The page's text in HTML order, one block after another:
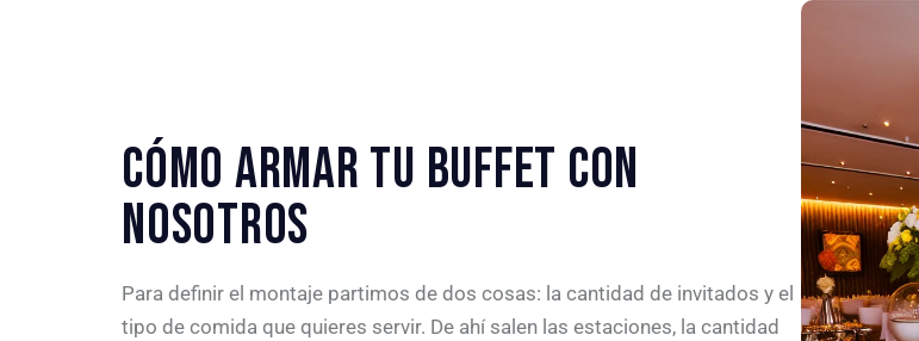
CÓMO ARMAR TU BUFFET CON
NOSOTROS
Para definir el montaje partimos de dos cosas: la cantidad de invitados y el
tipo de comida que quieres servir. De ahí salen las estaciones, la cantidad